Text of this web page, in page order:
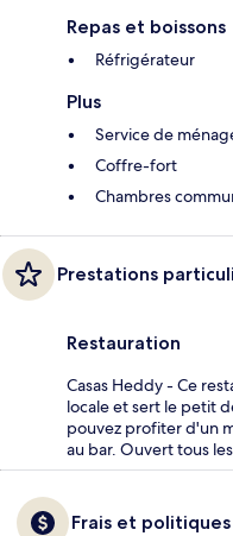
Repas et boissons
Réfrigérateur
Plus
Service de
Coffre-fort
Chambres
Prestations
Restauration
Casas Heddy - Ce
locale et sert le petit
pouvez profiter d'un
au bar. Ouvert tous
Frais et politiques